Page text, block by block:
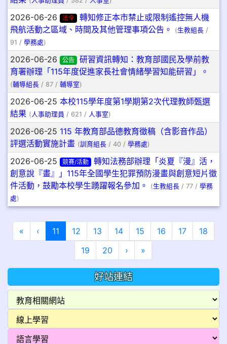
2026-06-26 法令
轉知修正本市禁止或限制遙控無人機
飛航活動之區域、時間及其他管理事項公告。
(生教組長 /
91 / 學務處)
2026-06-26 公告
研習資訊轉知：教育部國民及學前教
育署辦理「115年度促進家長社會情緒學習知能研習」。
(輔導組長 / 87 / 輔導室)
2026-06-25 本校115學年度第1學期第2次代理教師甄選
結果 ( 人事助理員 / 621 / 人事室)
2026-06-25 115 年教育部品德教育徵稿（含影音作品）
評選活動實施計畫 (訓育組長 / 40 / 學務處)
2026-06-25 競賽/活動
轉知法務部辦理「炎夏『漫』活，
創意說『畫』」115年全國學生犯罪預防漫畫與創意短片徵
件活動，鼓勵本校學生踴躍報名參加。
(生教組長 / 77 / 學務
處)
« 第一頁
‹ 上一頁
11 (目前頁次)
12 13 14 15 16 17
18
19
20 › 下一頁
»
好站連結